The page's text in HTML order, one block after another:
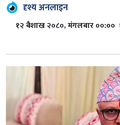
दृश्य अनलाइन
१२ बैशाख २०८०, मंगलबार